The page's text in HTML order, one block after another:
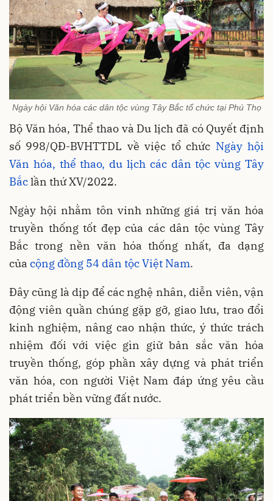
Ngày hội Văn hóa các dân tộc vùng Tây Bắc tổ chức tại Phú Thọ
Bộ Văn hóa, Thể thao và Du lịch đã có Quyết định
số 998/QĐ-BVHTTDL về việc tổ chức Ngày hội
Văn hóa, thể thao, du lịch các dân tộc vùng Tây
Bắclần thứ XV/2022.
Ngày hội nhằm tôn vinh những giá trị văn hóa
truyền thống tốt đẹp của các dân tộc vùng Tây
Bắc trong nền văn hóa thống nhất, đa dạng
của cộng đồng 54 dân tộc Việt Nam.
Đây cũng là dịp để các nghệ nhân, diễn viên, vận
động viên quần chúng gặp gỡ, giao lưu, trao đổi
kinh nghiệm, nâng cao nhận thức, ý thức trách
nhiệm đối với việc gìn giữ bản sắc văn hóa
truyền thống, góp phần xây dựng và phát triển
văn hóa, con người Việt Nam đáp ứng yêu cầu
phát triển bền vững đất nước.